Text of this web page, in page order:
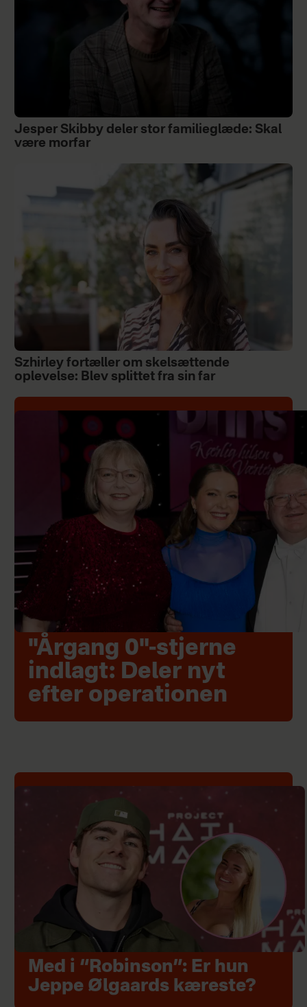
Jesper Skibby deler stor familieglæde: Skal
være morfar
Szhirley fortæller om skelsættende
oplevelse: Blev splittet fra sin far
"Årgang 0"-stjerne
indlagt: Deler nyt
efter operationen
Med i “Robinson”: Er hun
Jeppe Ølgaards kæreste?